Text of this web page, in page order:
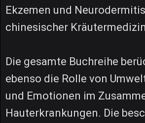
Ekzemen und
chinesischer
Die gesamte Buchreihe
ebenso die Rolle von
und Emotionen im
Hauterkrankungen. Die